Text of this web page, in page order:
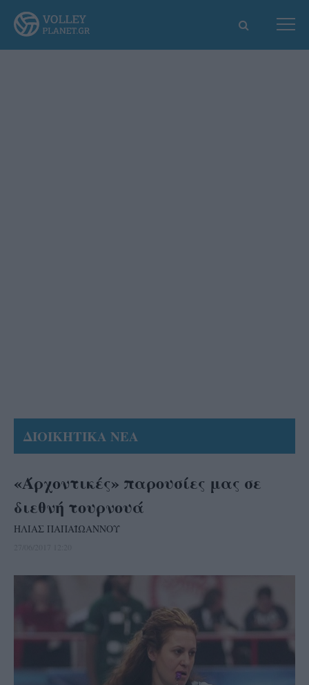
ΔΙΟΙΚΗΤΙΚΑ ΝΕΑ
«Άρχοντικές» παρουσίες μας σε
διεθνή τουρνουά
ΗΛΙΑΣ ΠΑΠΑΪΩΑΝΝΟΥ